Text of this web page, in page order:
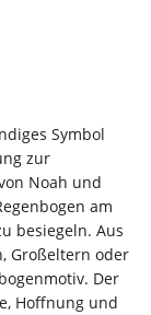
Symbol
zur
Noah und
am
besiegeln. Aus
Großeltern oder
Der
Hoffnung und